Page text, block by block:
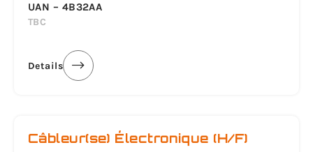
UAN – 4B32AA
TBC
Details
Câbleur(se) Électronique (H/F)